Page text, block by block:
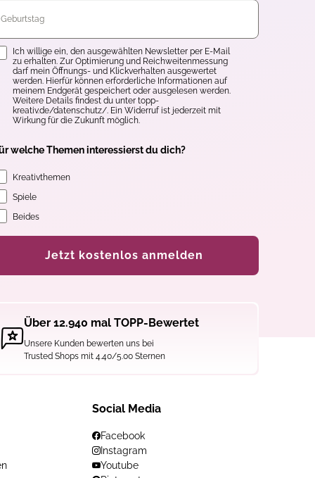
Ich willige ein, den ausgewählten Newsletter per E-Mail
zu erhalten. Zur Optimierung und Reichweitenmessung
darf mein Öffnungs- und Klickverhalten ausgewertet
werden. Hierfür können erforderliche Informationen auf
meinem Endgerät gespeichert oder ausgelesen werden.
Weitere Details findest du unter topp-
kreativ.de/datenschutz/. Ein Widerruf ist jederzeit mit
Wirkung für die Zukunft möglich.
welche Themen interessierst du dich?
Kreativthemen
Spiele
Beides
Jetzt kostenlos anmelden
Über 12.940 mal TOPP-Bewertet
Unsere Kunden bewerten uns bei
Trusted Shops mit 4.40/5.00 Sternen
Social Media
Facebook
Instagram
Youtube